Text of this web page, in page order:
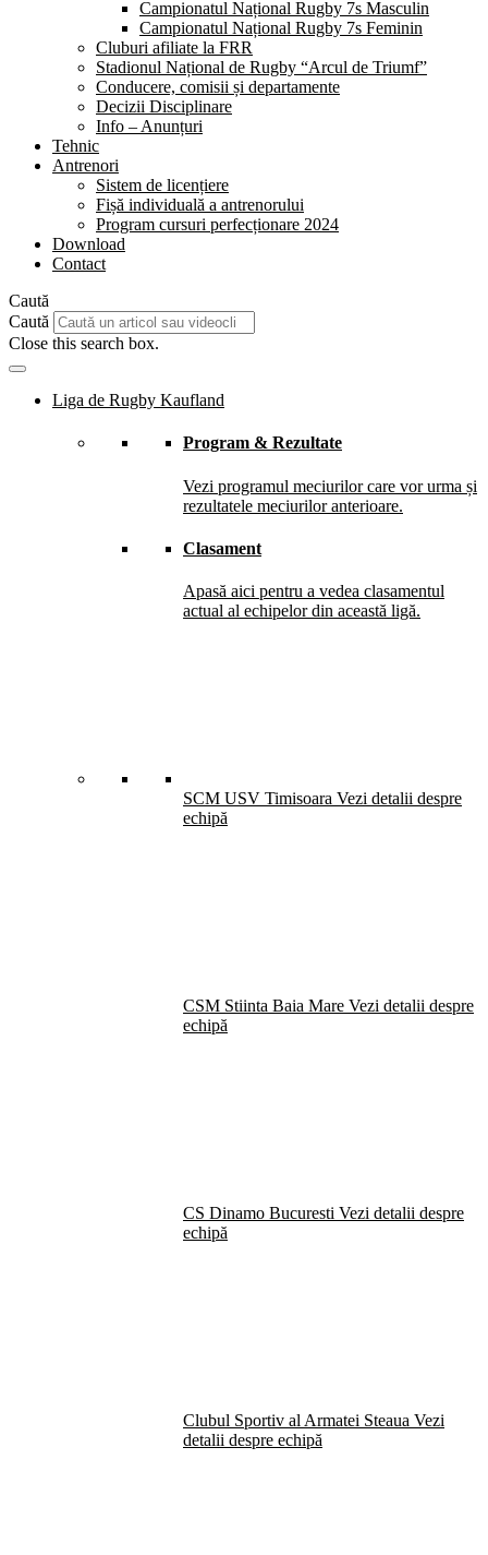
Campionatul Național Rugby 7s Masculin
Campionatul Național Rugby 7s Feminin
Cluburi afiliate la FRR
Stadionul Național de Rugby “Arcul de Triumf”
Conducere, comisii și departamente
Decizii Disciplinare
Info – Anunțuri
Tehnic
Antrenori
Sistem de licențiere
Fișă individuală a antrenorului
Program cursuri perfecționare 2024
Download
Contact
Caută
Caută
Close this search box.
Liga de Rugby Kaufland
Program & Rezultate
Vezi programul meciurilor care vor urma și
rezultatele meciurilor anterioare.
Clasament
Apasă aici pentru a vedea clasamentul
actual al echipelor din această ligă.
SCM USV Timisoara Vezi detalii despre
echipă
CSM Stiinta Baia Mare Vezi detalii despre
echipă
CS Dinamo Bucuresti Vezi detalii despre
echipă
Clubul Sportiv al Armatei Steaua Vezi
detalii despre echipă